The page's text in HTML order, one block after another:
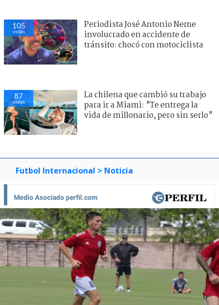
105
visitas
Periodista José Antonio Neme
involucrado en accidente de
tránsito: chocó con motociclista
87
visitas
La chilena que cambió su trabajo
para ir a Miami: "Te entrega la
vida de millonario, pero sin serlo"
Futbol Internacional > Noticia